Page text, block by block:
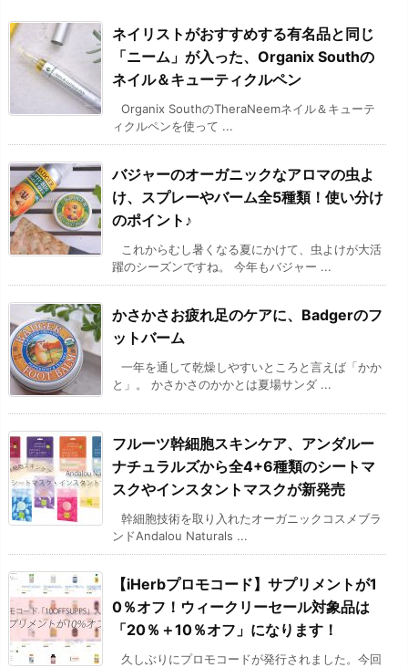
ネイリストがおすすめする有名品と同じ
「ニーム」が入った、Organix Southの
ネイル＆キューティクルペン
Organix SouthのTheraNeemネイル＆キューテ
ィクルペンを使って ...
バジャーのオーガニックなアロマの虫よ
け、スプレーやバーム全5種類！使い分け
のポイント♪
これからむし暑くなる夏にかけて、虫よけが大活
躍のシーズンですね。 今年もバジャー ...
かさかさお疲れ足のケアに、Badgerのフ
ットバーム
一年を通して乾燥しやすいところと言えば「かか
と」。 かさかさのかかとは夏場サンダ ...
フルーツ幹細胞スキンケア、アンダルー
ナチュラルズから全4+6種類のシートマ
スクやインスタントマスクが新発売
幹細胞技術を取り入れたオーガニックコスメブラ
ンドAndalou Naturals ...
【iHerbプロモコード】サプリメントが1
0％オフ！ウィークリーセール対象品は
「20％＋10％オフ」になります！
久しぶりにプロモコードが発行されました。今回